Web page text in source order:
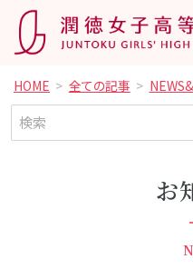
HOME 全ての記事
お